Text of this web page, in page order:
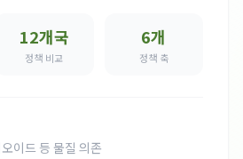
12개국
정책 비교
6개
정책 축
이드 등 물질 의존